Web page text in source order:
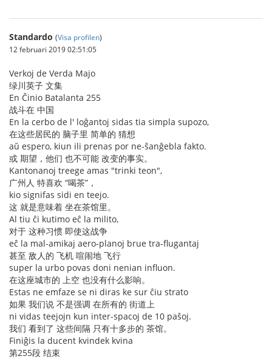
Standardo (Visa profilen)
12 februari 2019 02:51:05
Verkoj de Verda Majo
绿川英子 文集
En Ĉinio Batalanta 255
战斗在 中国
En la cerbo de l' loĝantoj sidas tia simpla supozo,
在这些居民的 脑子里 简单的 猜想
aŭ espero, kiun ili prenas por ne-ŝanĝebla fakto.
或 期望，他们 也不可能 改变的事实。
Kantonanoj treege amas "trinki teon",
广州人 特喜欢 “喝茶”，
kio signifas sidi en teejo.
这 就是意味着 坐在茶馆里。
Al tiu ĉi kutimo eĉ la milito,
对于 这种习惯 即使这战争
eĉ la mal-amikaj aero-planoj brue tra-flugantaj
甚至 敌人的 飞机 喧闹地 飞行
super la urbo povas doni nenian influon.
在这座城市的 上空 也没有什么影响。
Estas ne emfaze se ni diras ke sur ĉiu strato
如果 我们说 不是强调 在所有的 街道上
ni vidas teejojn kun inter-spacoj de 10 paŝoj.
我们 看到了 这些间隔 只有十多步的 茶馆。
Finiĝis la ducent kvindek kvina
第255段 结束